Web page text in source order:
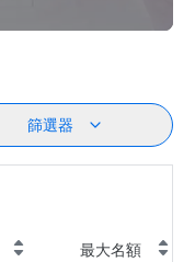
篩選器
最大名額